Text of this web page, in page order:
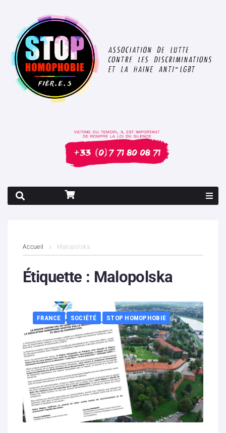
Contenus litigieux
Boutique
Partenaires
Contacts
Hébergement solidaire
Accueil Malopolska
Étiquette : Malopolska
FRANCE SOCIÉTÉ STOP HOMOPHOBIE